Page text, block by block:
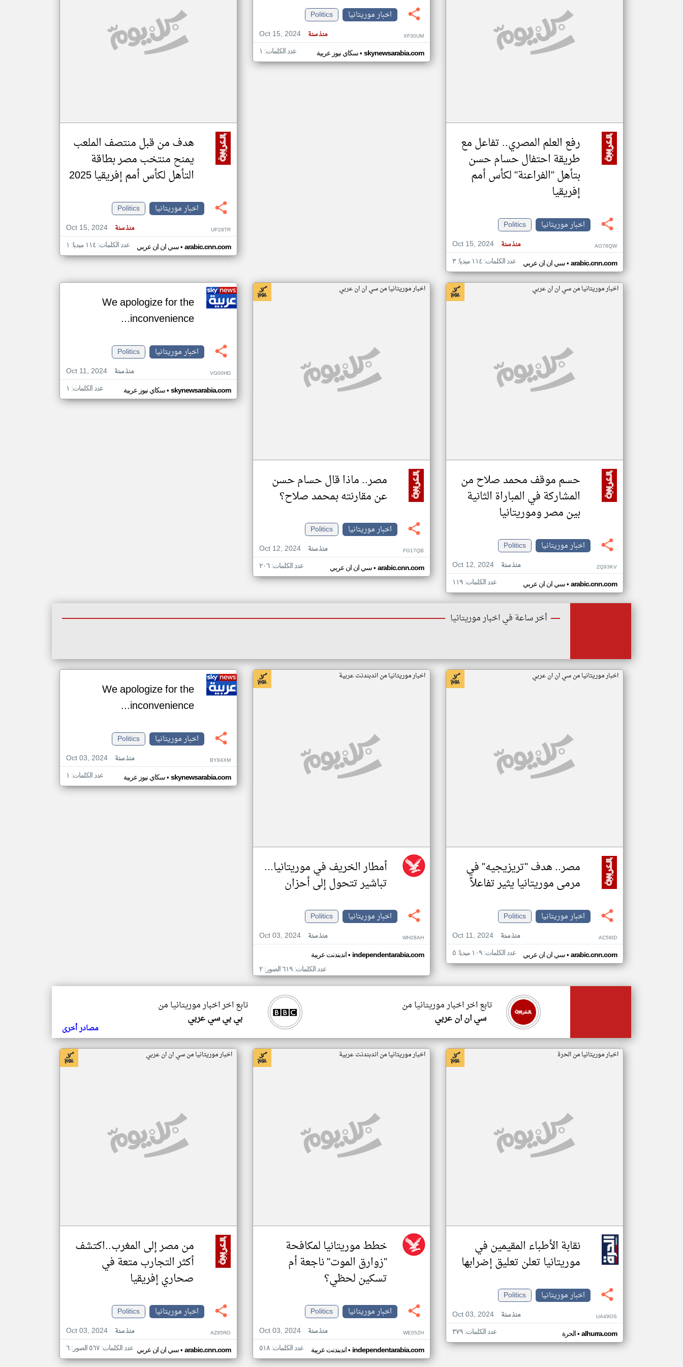
مصادر الأخبار من موريتانيا
رفع العلم المصري.. تفاعل مع
طريقة احتفال حسام حسن
بتأهل "الفراعنة" لكأس أمم
إفريقيا
اخبار موريتانيا
Politics
Oct 15, 2024
منذ سنة AO78QW
سي ان ان عربي• arabic.cnn.com عدد الكلمات: ١١٤ ميديا: ٣
اخبار موريتانيا
Politics
Oct 15, 2024
منذ سنة XF30UM
سكاي نيوز عربية• skynewsarabia.com عدد الكلمات: ١
هدف من قبل منتصف الملعب
يمنح منتخب مصر بطاقة
التأهل لكأس أمم إفريقيا 2025
اخبار موريتانيا
Politics
Oct 15, 2024
منذ سنة UP28TR
سي ان ان عربي• arabic.cnn.com عدد الكلمات: ١١٤ ميديا: ١
اخبار موريتانيا من سي ان ان عربي
حسم موقف محمد صلاح من
المشاركة في المباراة الثانية
بين مصر وموريتانيا
اخبار موريتانيا
Politics
Oct 12, 2024
منذ سنة ZQ93KV
سي ان ان عربي• arabic.cnn.com عدد الكلمات: ١١٩
اخبار موريتانيا من سي ان ان عربي
مصر.. ماذا قال حسام حسن
عن مقارنته بمحمد صلاح؟
اخبار موريتانيا
Politics
Oct 12, 2024
منذ سنة FG17QB
سي ان ان عربي• arabic.cnn.com عدد الكلمات: ٢٠٦
We apologize for the
inconvenience...
اخبار موريتانيا
Politics
Oct 11, 2024
منذ سنة VG00HD
سكاي نيوز عربية• skynewsarabia.com عدد الكلمات: ١
أخر ساعة في اخبار موريتانيا
اخبار موريتانيا من سي ان ان عربي
مصر.. هدف "تريزيجيه" في
مرمى موريتانيا يثير تفاعلاً
اخبار موريتانيا
Politics
Oct 11, 2024
منذ سنة AC58ID
سي ان ان عربي• arabic.cnn.com عدد الكلمات: ١٠٩ ميديا: ٥
اخبار موريتانيا من اندبندنت عربية
أمطار الخريف في موريتانيا...
تباشير تتحول إلى أحزان
اخبار موريتانيا
Politics
Oct 03, 2024
منذ سنة WH28AH
اندبندنت عربية• independentarabia.com
عدد الكلمات: ٦١٩ الصور: ٢
We apologize for the
inconvenience...
اخبار موريتانيا
Politics
Oct 03, 2024
منذ سنة BY84XM
سكاي نيوز عربية• skynewsarabia.com عدد الكلمات: ١
تابع اخر اخبار موريتانيا من
بي بي سي عربي
تابع اخر اخبار موريتانيا من
سي ان ان عربي
مصادر أخرى
اخبار موريتانيا من الحرة
نقابة الأطباء المقيمين في
موريتانيا تعلن تعليق إضرابها
اخبار موريتانيا
Politics
Oct 03, 2024
منذ سنة UA49OS
الحرة• alhurra.com عدد الكلمات: ٣٧٩
اخبار موريتانيا من اندبندنت عربية
خطط موريتانيا لمكافحة
"زوارق الموت" ناجعة أم
تسكين لحظي؟
اخبار موريتانيا
Politics
Oct 03, 2024
منذ سنة WE05ZH
اندبندنت عربية• independentarabia.com عدد الكلمات: ٥١٨
اخبار موريتانيا من سي ان ان عربي
من مصر إلى المغرب..اكتشف
أكثر التجارب متعة في
صحاري إفريقيا
اخبار موريتانيا
Politics
Oct 03, 2024
منذ سنة AZ95RO
سي ان ان عربي• arabic.cnn.com عدد الكلمات: ٥٦٧ الصور: ٦